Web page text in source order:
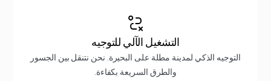
التشغيل الآلي للتوجيه
التوجيه الذكي لمدينة مطلة على البحيرة. نحن نتنقل بين الجسور
والطرق السريعة بكفاءة.